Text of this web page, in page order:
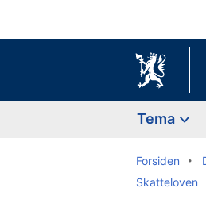
Tema
Forsiden
Skatteloven